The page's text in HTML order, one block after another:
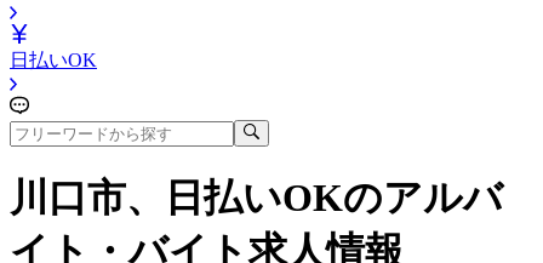
日払いOK
川口市、日払いOKのアルバ
イト・バイト求人情報